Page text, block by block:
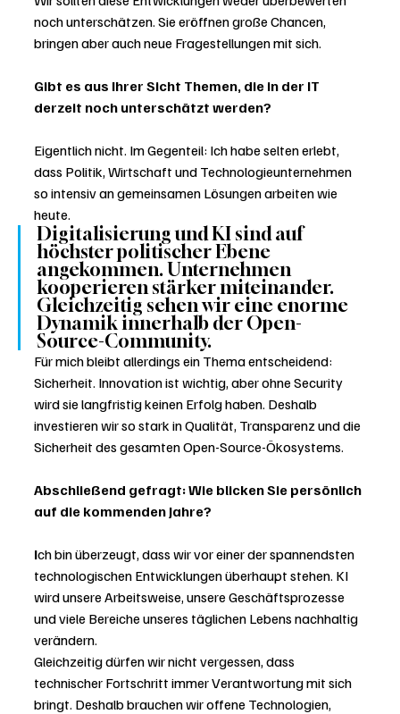
noch unterschätzen. Sie eröffnen große Chancen,
bringen aber auch neue Fragestellungen mit sich.
Gibt es aus Ihrer Sicht Themen, die in der IT
derzeit noch unterschätzt werden?
Eigentlich nicht. Im Gegenteil: Ich habe selten erlebt,
dass Politik, Wirtschaft und Technologieunternehmen
so intensiv an gemeinsamen Lösungen arbeiten wie
heute.
Digitalisierung und KI sind auf
höchster politischer Ebene
angekommen. Unternehmen
kooperieren stärker miteinander.
Gleichzeitig sehen wir eine enorme
Dynamik innerhalb der Open-
Source-Community.
Für mich bleibt allerdings ein Thema entscheidend:
Sicherheit. Innovation ist wichtig, aber ohne Security
wird sie langfristig keinen Erfolg haben. Deshalb
investieren wir so stark in Qualität, Transparenz und die
Sicherheit des gesamten Open-Source-Ökosystems.
Abschließend gefragt: Wie blicken Sie persönlich
auf die kommenden Jahre?
Ich bin überzeugt, dass wir vor einer der spannendsten
technologischen Entwicklungen überhaupt stehen. KI
wird unsere Arbeitsweise, unsere Geschäftsprozesse
und viele Bereiche unseres täglichen Lebens nachhaltig
verändern.
Gleichzeitig dürfen wir nicht vergessen, dass
technischer Fortschritt immer Verantwortung mit sich
bringt. Deshalb brauchen wir offene Technologien,